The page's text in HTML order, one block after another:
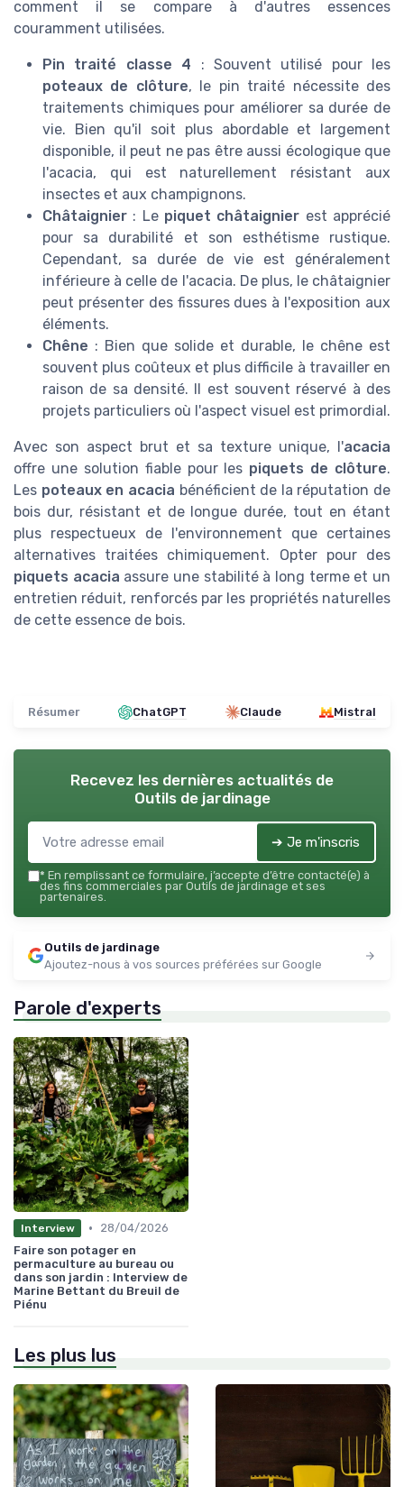
comment il se compare à d'autres essences
couramment utilisées.
Pin traité classe 4 : Souvent utilisé pour les
poteaux de clôture, le pin traité nécessite des
traitements chimiques pour améliorer sa durée de
vie. Bien qu'il soit plus abordable et largement
disponible, il peut ne pas être aussi écologique que
l'acacia, qui est naturellement résistant aux
insectes et aux champignons.
Châtaignier : Le piquet châtaignier est apprécié
pour sa durabilité et son esthétisme rustique.
Cependant, sa durée de vie est généralement
inférieure à celle de l'acacia. De plus, le châtaignier
peut présenter des fissures dues à l'exposition aux
éléments.
Chêne : Bien que solide et durable, le chêne est
souvent plus coûteux et plus difficile à travailler en
raison de sa densité. Il est souvent réservé à des
projets particuliers où l'aspect visuel est primordial.
Avec son aspect brut et sa texture unique, l'acacia
offre une solution fiable pour les piquets de clôture.
Les poteaux en acacia bénéficient de la réputation de
bois dur, résistant et de longue durée, tout en étant
plus respectueux de l'environnement que certaines
alternatives traitées chimiquement. Opter pour des
piquets acacia assure une stabilité à long terme et un
entretien réduit, renforcés par les propriétés naturelles
de cette essence de bois.
Résumer ChatGPT Claude Mistral
Recevez les dernières actualités de
Outils de jardinage
➔ Je m'inscris
* En remplissant ce formulaire, j’accepte d’être contacté(e) à
des fins commerciales par Outils de jardinage et ses
partenaires.
Outils de jardinage
Ajoutez-nous à vos sources préférées sur Google
Parole d'experts
Interview •
28/04/2026
Faire son potager en
permaculture au bureau ou
dans son jardin : Interview de
Marine Bettant du Breuil de
Piénu
Les plus lus